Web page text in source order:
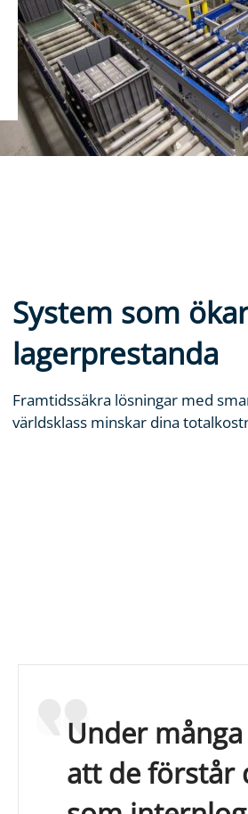
System som
lagerprestanda
Framtidssäkra lösningar med
världsklass minskar dina
Under
att de förstår